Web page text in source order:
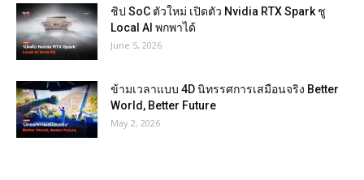
ชิป SoC ตัวใหม่ เปิดตัว Nvidia RTX Spark ชู
Local AI พกพาได้
June 5, 2026
ข้ามเวลาแบบ 4D นิทรรศการเสมือนจริง Better
World, Better Future
May 2, 2026